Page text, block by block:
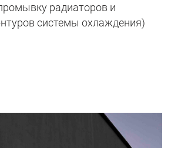
радиаторов и
системы охлаждения)